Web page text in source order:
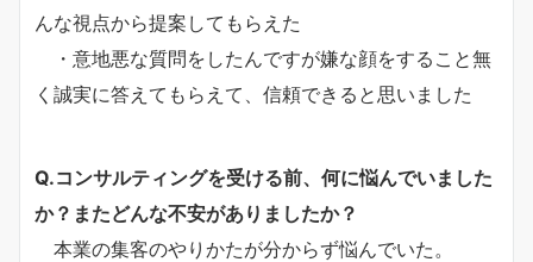
んな視点から提案してもらえた
・意地悪な質問をしたんですが嫌な顔をすること無
く誠実に答えてもらえて、信頼できると思いました
Q.コンサルティングを受ける前、何に悩んでいました
か？またどんな不安がありましたか？
本業の集客のやりかたが分からず悩んでいた。